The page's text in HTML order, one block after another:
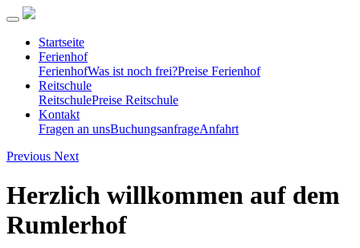
Startseite
Ferienhof
FerienhofWas ist noch frei?Preise Ferienhof
Reitschule
ReitschulePreise Reitschule
Kontakt
Fragen an unsBuchungsanfrageAnfahrt
Previous Next
Herzlich willkommen auf dem
Rumlerhof